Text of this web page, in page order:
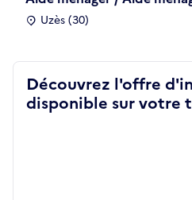
Uzès (30)
Découvrez l'offre
disponible sur votre